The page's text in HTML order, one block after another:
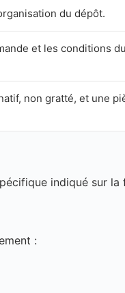
du dépôt.
et les conditions
non gratté, et une
indiqué sur la
: